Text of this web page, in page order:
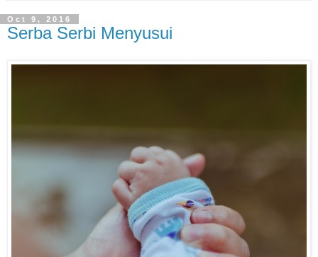
Oct 9, 2016
Serba Serbi Menyusui